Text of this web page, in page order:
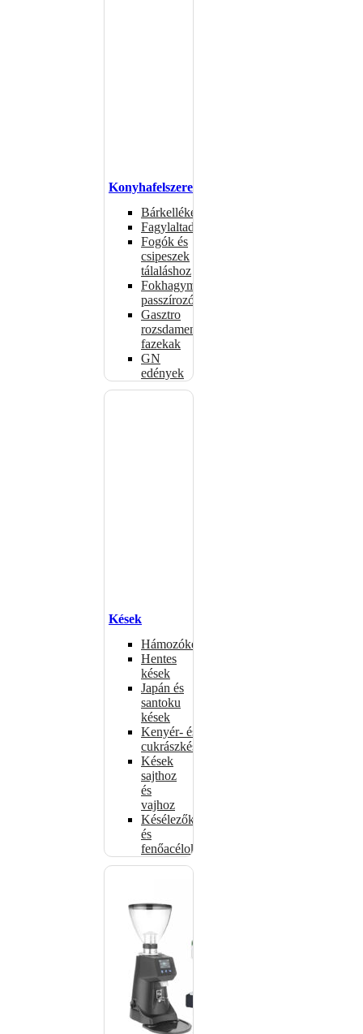
Konyhafelszerelés
Bárkellékek
Fagylaltadagolók
Fogók és
csipeszek
tálaláshoz
Fokhagymaprések,
passzírozók
Gasztro
rozsdamentes
fazekak
GN
edények
Kések
Hámozókések
Hentes
kések
Japán és
santoku
kések
Kenyér- és
cukrászkések
Kések
sajthoz
és
vajhoz
Késélezők
és
fenőacélok